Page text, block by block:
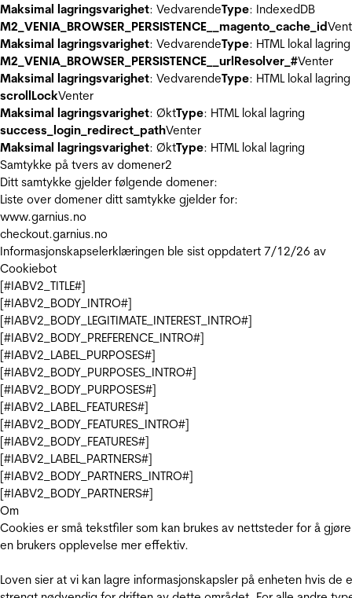
Maksimal lagringsvarighet: VedvarendeType: IndexedDB
M2_VENIA_BROWSER_PERSISTENCE__magento_cache_id
Maksimal lagringsvarighet: VedvarendeType: HTML lokal lagring
M2_VENIA_BROWSER_PERSISTENCE__urlResolver_#Venter
Maksimal lagringsvarighet: VedvarendeType: HTML lokal lagring
scrollLockVenter
Maksimal lagringsvarighet: ØktType: HTML lokal lagring
success_login_redirect_pathVenter
Maksimal lagringsvarighet: ØktType: HTML lokal lagring
Samtykke på tvers av domener2
Ditt samtykke gjelder følgende domener:
Liste over domener ditt samtykke gjelder for:
www.garnius.no
checkout.garnius.no
Informasjonskapselerklæringen ble sist oppdatert 7/12/26 av
Cookiebot
[#IABV2_TITLE#]
[#IABV2_BODY_INTRO#]
[#IABV2_BODY_LEGITIMATE_INTEREST_INTRO#]
[#IABV2_BODY_PREFERENCE_INTRO#]
[#IABV2_LABEL_PURPOSES#]
[#IABV2_BODY_PURPOSES_INTRO#]
[#IABV2_BODY_PURPOSES#]
[#IABV2_LABEL_FEATURES#]
[#IABV2_BODY_FEATURES_INTRO#]
[#IABV2_BODY_FEATURES#]
[#IABV2_LABEL_PARTNERS#]
[#IABV2_BODY_PARTNERS_INTRO#]
[#IABV2_BODY_PARTNERS#]
Om
Cookies er små tekstfiler som kan brukes av nettsteder for å gjøre
en brukers opplevelse mer effektiv.
Loven sier at vi kan lagre informasjonskapsler på enheten hvis de